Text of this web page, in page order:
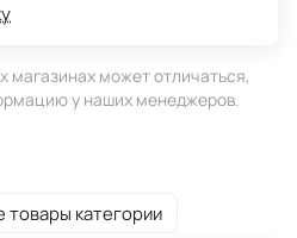
магазинах может отличаться,
у наших менеджеров.
товары категории